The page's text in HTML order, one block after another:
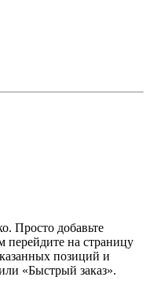
Просто добавьте
перейдите на страницу
позиций и
«Быстрый заказ».